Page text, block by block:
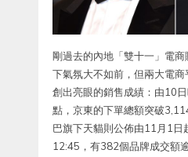
剛過去的內地「雙十一」電
下氣氛大不如前，但兩大電
創出亮眼的銷售成績：由10
點，京東的下單總額突破
巴旗下天貓則公佈由11月1日
12:45，有382個品牌成交額